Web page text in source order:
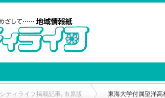
シティライフ掲載記事, 市原版 東海大学付属望洋